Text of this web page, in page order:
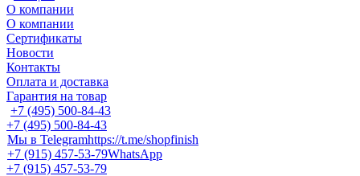
О компании
О компании
Сертификаты
Новости
Контакты
Оплата и доставка
Гарантия на товар
+7 (495) 500-84-43
+7 (495) 500-84-43
Мы в Telegramhttps://t.me/shopfinish
+7 (915) 457-53-79WhatsApp
+7 (915) 457-53-79